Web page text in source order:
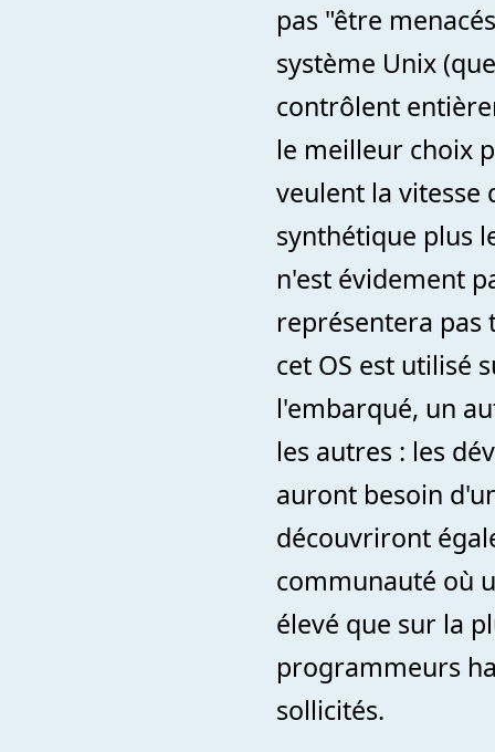
pas "être
système Unix
contrôlent
le meilleur choix
veulent la vitesse
synthétique plus
n'est évidement
représentera pas
cet OS est utilisé
l'embarqué, un
les autres : les
auront besoin
découvriront
communauté où
élevé que sur la
programmeurs
sollicités.